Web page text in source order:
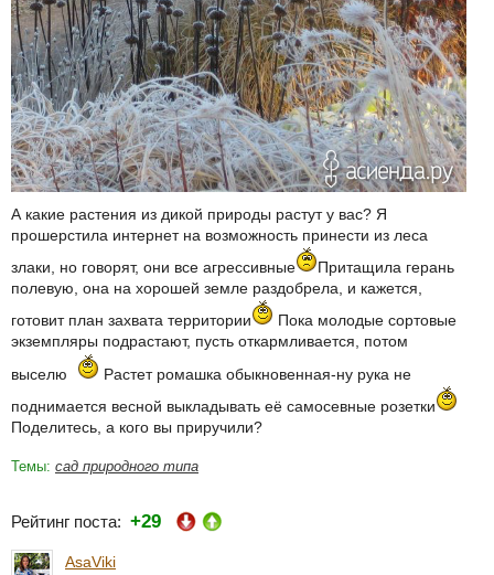
А какие растения из дикой природы растут у вас? Я
прошерстила интернет на возможность принести из леса
злаки, но говорят, они все агрессивные
Притащила герань
полевую, она на хорошей земле раздобрела, и кажется,
готовит план захвата территории
Пока молодые сортовые
экземпляры подрастают, пусть откармливается, потом
выселю
Растет ромашка обыкновенная-ну рука не
поднимается весной выкладывать её самосевные розетки
Поделитесь, а кого вы приручили?
Темы: сад природного типа
Рейтинг поста: +29
AsaViki